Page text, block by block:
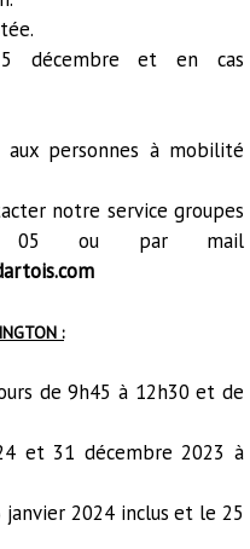
décembre et en cas
personnes à mobilité
notre service groupes
ou par mail
:
de 9h45 à 12h30 et de
et 31 décembre 2023 à
2024 inclus et le 25